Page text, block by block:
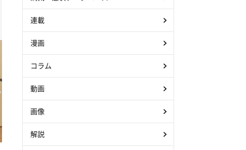
連載
漫画
コラム
動画
画像
解説